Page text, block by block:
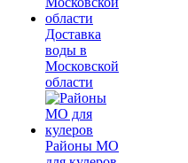
Доставка
воды в
Московской
области
Районы МО